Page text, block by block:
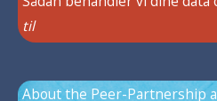
til
About the Peer-Partnership